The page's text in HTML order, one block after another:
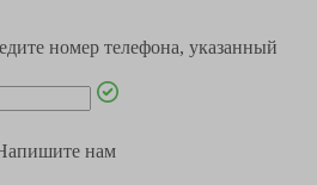
номер телефона, указанный
нам